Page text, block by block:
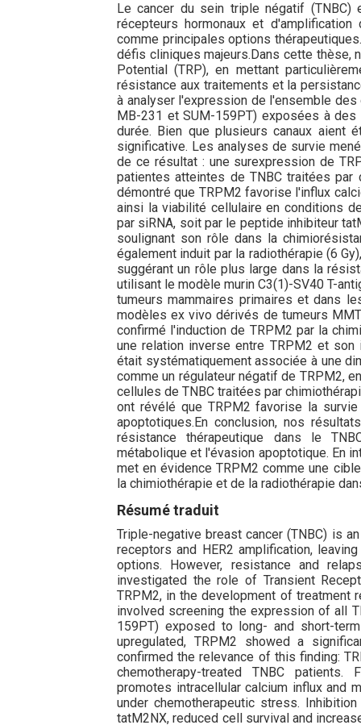
Le cancer du sein triple négatif
récepteurs hormonaux et
comme principales options
défis cliniques majeurs.Dans cette thèse,
Potential (TRP), en mettant
résistance aux traitements et la
à analyser l'expression de l'ensemble
MB-231 et SUM-159PT) exposées à
durée. Bien que plusieurs canaux aient
significative. Les analyses de survie
de ce résultat : une surexpression de
patientes atteintes de TNBC traitées
démontré que TRPM2 favorise l'influx
ainsi la viabilité cellulaire en conditions
par siRNA, soit par le peptide inhibiteur
soulignant son rôle dans la
également induit par la radiothérapie (6
suggérant un rôle plus large dans la
utilisant le modèle murin C3(1)-SV40 T-
tumeurs mammaires primaires et dans
modèles ex vivo dérivés de tumeurs
confirmé l'induction de TRPM2 par la
une relation inverse entre TRPM2 et son
était systématiquement associée à une
comme un régulateur négatif de TRPM2,
cellules de TNBC traitées par
ont révélé que TRPM2 favorise la
apoptotiques.En conclusion, nos
résistance thérapeutique dans le
métabolique et l'évasion apoptotique. En
met en évidence TRPM2 comme une
la chimiothérapie et de la radiothérapie
Résumé traduit
Triple-negative breast cancer (TNBC) is
receptors and HER2 amplification,
options. However, resistance and
investigated the role of Transient
TRPM2, in the development of treatment
involved screening the expression of all
159PT) exposed to long- and short-
upregulated, TRPM2 showed a
confirmed the relevance of this finding:
chemotherapy-treated TNBC patients.
promotes intracellular calcium influx and
under chemotherapeutic stress.
tatM2NX, reduced cell survival and